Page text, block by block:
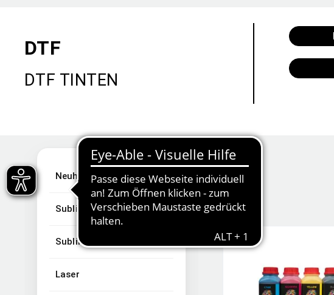
DTF
DTF TINTEN
Neuheiten
Sublimation
Sublimationsartikel
Laser